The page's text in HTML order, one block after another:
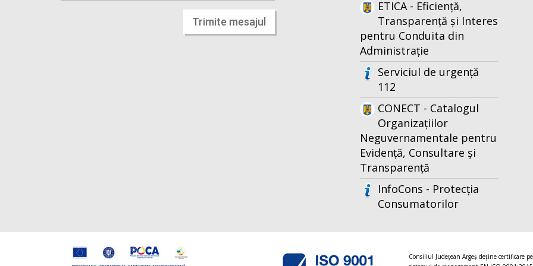
Trimite mesajul
ETICA - Eficiență,
Transparență și Interes
pentru Conduita din
Administrație
Serviciul de urgență
112
CONECT - Catalogul
Organizațiilor
Neguvernamentale pentru
Evidență, Consultare și
Transparență
InfoCons - Protecția
Consumatorilor
Consiliul Judeţean Argeș deţine certificare